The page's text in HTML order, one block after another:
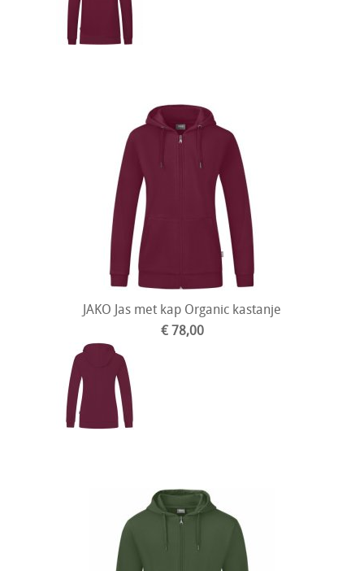
JAKO Jas met kap Organic kastanje
€ 78,00